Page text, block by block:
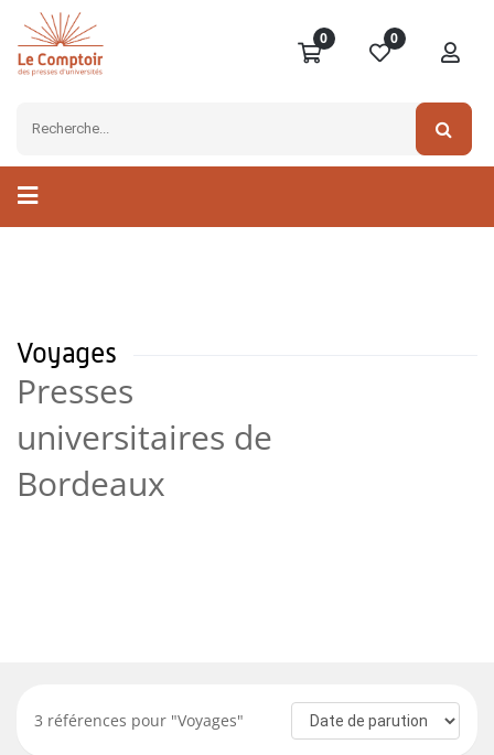
0 0
Voyages
Presses
universitaires de
Bordeaux
3 références pour "Voyages"